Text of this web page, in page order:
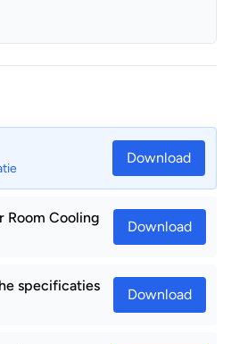
Download
Room Cooling
Download
specificaties
Download